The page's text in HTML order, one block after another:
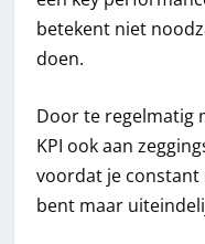
betekent niet
doen.
Door te regelmatig
KPI ook aan
voordat je constant
bent maar